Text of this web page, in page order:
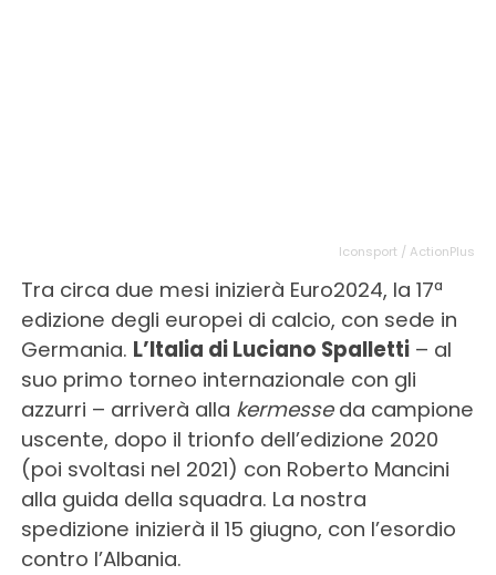
Iconsport / ActionPlus
Tra circa due mesi inizierà Euro2024, la 17ª
edizione degli europei di calcio, con sede in
Germania. L’Italia di Luciano Spalletti– al
suo primo torneo internazionale con gli
azzurri – arriverà alla kermesseda campione
uscente, dopo il trionfo dell’edizione 2020
(poi svoltasi nel 2021) con Roberto Mancini
alla guida della squadra. La nostra
spedizione inizierà il 15 giugno, con l’esordio
contro l’Albania.